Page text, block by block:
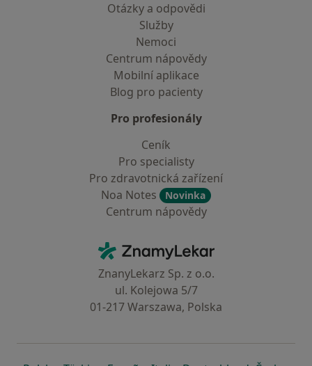
Otázky a odpovědi
Služby
Nemoci
Centrum nápovědy
Mobilní aplikace
Blog pro pacienty
Pro profesionály
Ceník
Pro specialisty
Pro zdravotnická zařízení
Noa Notes
Novinka
Centrum nápovědy
ZnamyLekar - Hlavní stránka
ZnanyLekarz Sp. z o.o.
ul. Kolejowa 5/7
01-217 Warszawa, Polska